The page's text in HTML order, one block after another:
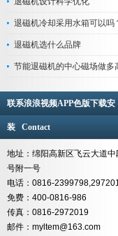
退磁机冷却采用水箱可以吗
退磁机选什么品牌
节能退磁机的中心磁场做多
联系浪浪视频APP色版下载安
装 Contact
地址：绵阳高新区飞云大道
号附一号
电话：0816-
免费：400-0816-986
传真：0816-2972019
邮件：myltem@163.com